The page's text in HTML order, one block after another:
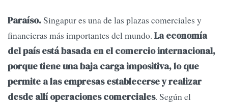
Paraíso.Singapur es una de las plazas comerciales y
financieras más importantes del mundo. La economía
del país está basada en el comercio internacional,
porque tiene una baja carga impositiva, lo que
permite a las empresas establecerse y realizar
desde allí operaciones comerciales. Según el